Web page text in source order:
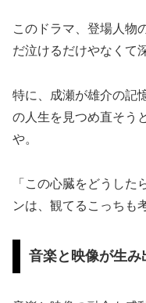
このドラマ、登場人物
だ泣けるだけやなくて
特に、成瀬が雄介の記
の人生を見つめ直そう
や。
「この心臓をどうし
ンは、観てるこっちも
音楽と映像が生み